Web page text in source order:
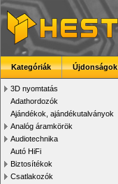
Kategóriák Újdonságok
3D nyomtatás
Adathordozók
Ajándékok, ajándékutalványok
Analóg áramkörök
Audiotechnika
Autó HiFi
Biztosítékok
Csatlakozók